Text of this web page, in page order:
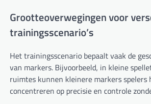
Grootteoverwegingen voor
trainingsscenario’s
Het trainingsscenario bepaalt vaak de
van markers. Bijvoorbeeld, in kleine
ruimtes kunnen kleinere markers spelers
concentreren op precisie en controle